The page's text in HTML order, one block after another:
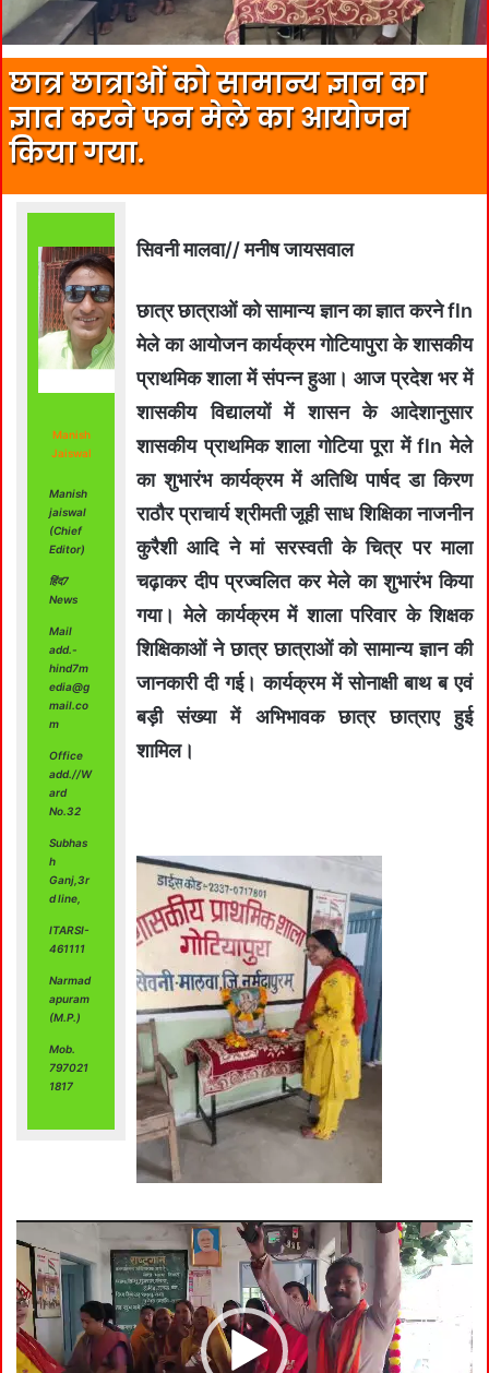
छात्र छात्राओं को सामान्य ज्ञान का
ज्ञात करने फन मेले का आयोजन
किया गया.
Manish
Jaiswal
Manish
jaiswal
(Chief
Editor)
हिंद7
News
Mail
add.-
hind7m
edia@g
mail.co
m
Office
add.//W
ard
No.32
Subhas
h
Ganj,3r
d line,
ITARSI-
461111
Narmad
apuram
(M.P.)
Mob.
797021
1817
सिवनी मालवा// मनीष जायसवाल
छात्र छात्राओं को सामान्य ज्ञान का ज्ञात करने fln
मेले का आयोजन कार्यक्रम गोटियापुरा के शासकीय
प्राथमिक शाला में संपन्न हुआ। आज प्रदेश भर में
शासकीय विद्यालयों में शासन के आदेशानुसार
शासकीय प्राथमिक शाला गोटिया पूरा में fln मेले
का शुभारंभ कार्यक्रम में अतिथि पार्षद डा किरण
राठौर प्राचार्य श्रीमती जूही साध शिक्षिका नाजनीन
कुरैशी आदि ने मां सरस्वती के चित्र पर माला
चढ़ाकर दीप प्रज्वलित कर मेले का शुभारंभ किया
गया। मेले कार्यक्रम में शाला परिवार के शिक्षक
शिक्षिकाओं ने छात्र छात्राओं को सामान्य ज्ञान की
जानकारी दी गई। कार्यक्रम में सोनाक्षी बाथ ब एवं
बड़ी संख्या में अभिभावक छात्र छात्राए हुई
शामिल।
Video
Player